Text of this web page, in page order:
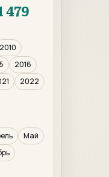
479
2010
2016
2022
Май